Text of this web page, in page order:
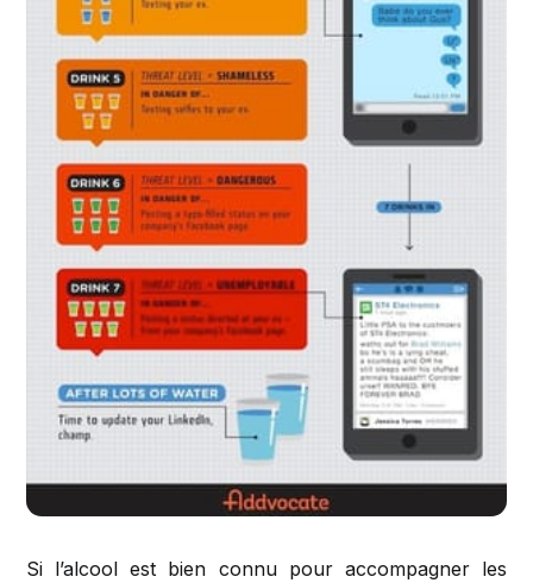
Si l’alcool est bien connu pour accompagner les